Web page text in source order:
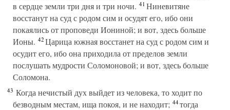
в сердце земли три дня и три ночи. 41Ниневитяне
восстанут на суд с родом сим и осудят его, ибо они
покаялись от проповеди Иониной; и вот, здесь больше
Ионы. 42Царица южная восстанет на суд с родом сим и
осудит его, ибо она приходила от пределов земли
послушать мудрости Соломоновой; и вот, здесь больше
Соломона.
43 Когда нечистый дух выйдет из человека, то ходит по
безводным местам, ища покоя, и не находит; 44тогда